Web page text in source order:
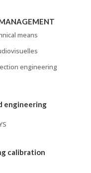
means
engineering
engineering
calibration